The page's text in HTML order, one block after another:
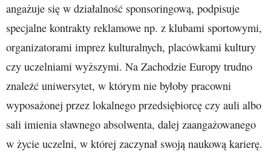
angażuje się w działalność sponsoringową, podpisuje
specjalne kontrakty reklamowe np. z klubami sportowymi,
organizatorami imprez kulturalnych, placówkami kultury
czy uczelniami wyższymi. Na Zachodzie Europy trudno
znaleźć uniwersytet, w którym nie byłoby pracowni
wyposażonej przez lokalnego przedsiębiorcę czy auli albo
sali imienia sławnego absolwenta, dalej zaangażowanego
w życie uczelni, w której zaczynał swoją naukową karierę.